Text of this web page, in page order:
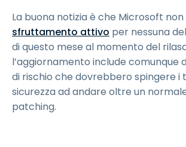
La buona notizia è che Microsoft
sfruttamento attivo per nessuna
di questo mese al momento del
l’aggiornamento include comunque
di rischio che dovrebbero spingere i
sicurezza ad andare oltre un
patching.